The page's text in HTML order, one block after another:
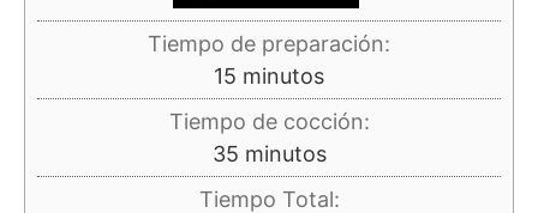
Tiempo de preparación:
15 minutos
minutos
Tiempo de cocción:
35minutos
minutos
Tiempo Total: